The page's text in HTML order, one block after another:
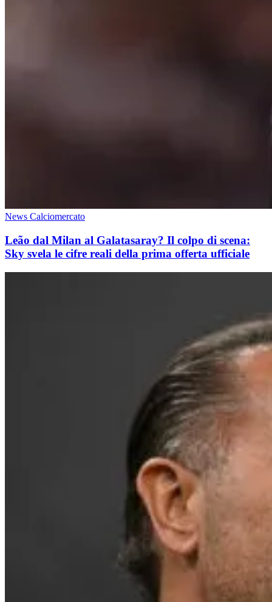
News Calciomercato
Leão dal Milan al Galatasaray? Il colpo di scena:
Sky svela le cifre reali della prima offerta ufficiale